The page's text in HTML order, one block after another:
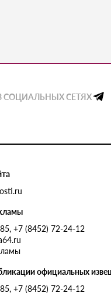
СОЦИАЛЬНЫХ СЕТЯХ
+7 (8452) 72-24-12
официальных
+7 (8452) 72-24-12